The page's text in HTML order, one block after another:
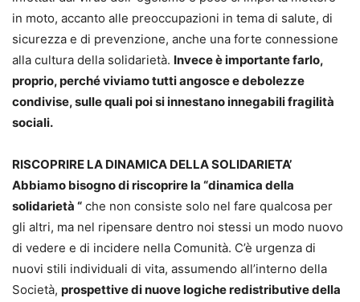
in moto, accanto alle preoccupazioni in tema di salute, di
sicurezza e di prevenzione, anche una forte connessione
alla cultura della solidarietà. Invece è importante farlo,
proprio, perché viviamo tutti angosce e debolezze
condivise, sulle quali poi si innestano innegabili fragilità
sociali.
RISCOPRIRE LA DINAMICA DELLA SOLIDARIETA’
Abbiamo bisogno di riscoprire la “dinamica della
solidarietà “ che non consiste solo nel fare qualcosa per
gli altri, ma nel ripensare dentro noi stessi un modo nuovo
di vedere e di incidere nella Comunità. C’è urgenza di
nuovi stili individuali di vita, assumendo all’interno della
Società, prospettive di nuove logiche redistributive della